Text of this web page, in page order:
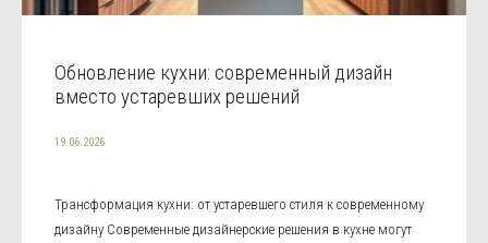
Обновление кухни: современный дизайн
вместо устаревших решений
19.06.2026
Трансформация кухни: от устаревшего стиля к современному
дизайну Современные дизайнерские решения в кухне могут